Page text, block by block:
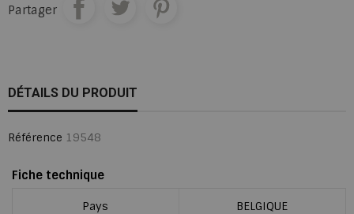
Partager
DÉTAILS DU PRODUIT
Référence 19548
Fiche technique
Pays BELGIQUE